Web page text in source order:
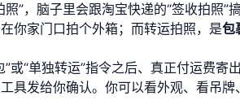
”，脑子里会跟淘宝快递的“签收拍照”
你家门口拍个外箱；而转运拍照，是包
或“单独转运”指令之后、真正付运费
具发给你确认。你可以看外观、看吊